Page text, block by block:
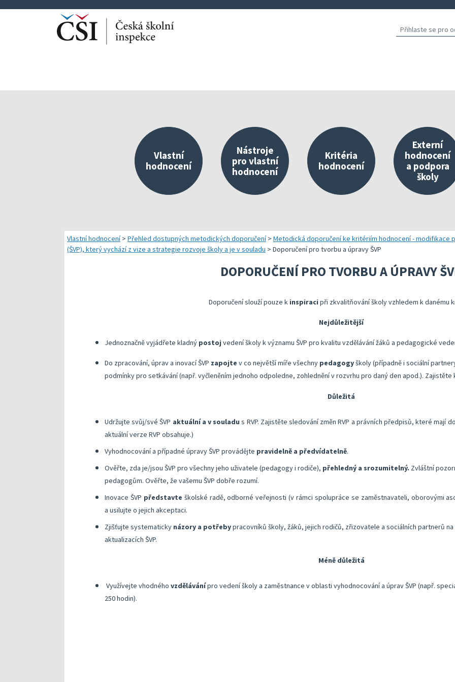
Vlastní
hodnocení
Náměty pro plánování a realizaci vlastního hodnocení
Přehled dostupných metodických doporučení
Kompetenční předpoklady ředitele školy
Nástroje
pro vlastní
hodnocení
Správa autoevaluačních akcí v InspIS DATA
Nástroje mimo InspIS DATA
Screening duševního zdraví a wellbeingu žáků
Kritéria
hodnocení
Oblasti kritérií hodnocení
Struktura zobrazených kritérií
Ukazatele možností rozvoje školy
Externí
hodnocení
a podpora
školy
Realizace
KOMPAS s
Vlastní hodnocení> Přehled dostupných metodických doporučení> Metodická doporučení ke kritériím hodnocení - modifikace
(ŠVP), který vychází z vize a strategie rozvoje školy a je v souladu > Doporučení pro tvorbu a úpravy ŠVP
DOPORUČENÍ PRO TVORBU A ÚPRAVY
Doporučení slouží pouze k inspiraci při zkvalitňování školy vzhledem k danému
Nejdůležitější
Jednoznačně vyjádřete kladný postoj vedení školy k významu ŠVP pro kvalitu vzdělávání žáků a pedagogické
Do zpracování, úprav a inovací ŠVP zapojte v co největší míře všechny pedagogyškoly (případně i sociální
podmínky pro setkávání (např. vyčleněním jednoho odpoledne, zohlednění v rozvrhu pro daný den apod.).
Důležitá
Udržujte svůj/své ŠVP aktuální a v souladu s RVP. Zajistěte sledování změn RVP a právních předpisů, které mají
aktuální verze RVP obsahuje.)
Vyhodnocování a případné úpravy ŠVP provádějte pravidelně a předvídatelně.
Ověřte, zda je/jsou ŠVP pro všechny jeho uživatele (pedagogy i rodiče), přehledný a srozumitelný. Zvláštní
pedagogům. Ověřte, že vašemu ŠVP dobře rozumí.
Inovace ŠVP představte školské radě, odborné veřejnosti (v rámci spolupráce se zaměstnavateli, oborovými
a usilujte o jejich akceptaci.
Zjišťujte systematicky názory a potřebypracovníků školy, žáků, jejich rodičů, zřizovatele a sociálních partnerů na
aktualizacích ŠVP.
Méně důležitá
Využívejte vhodného vzdělávánípro vedení školy a zaměstnance v oblasti vyhodnocování a úprav ŠVP (např.
250 hodin).